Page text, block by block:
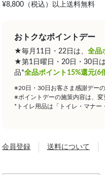
¥8,800（税込）以上送料無料
おトクなポイントデー
★毎月11日・22日は、 全品
★第1日曜日・20日・30日
品*全品ポイント15%還元(6
※20日・30日お客さま感謝デー
※ポイントデーの施策内容は、変
*トイレ用品は「トイレ・マナ
会員登録 送料について